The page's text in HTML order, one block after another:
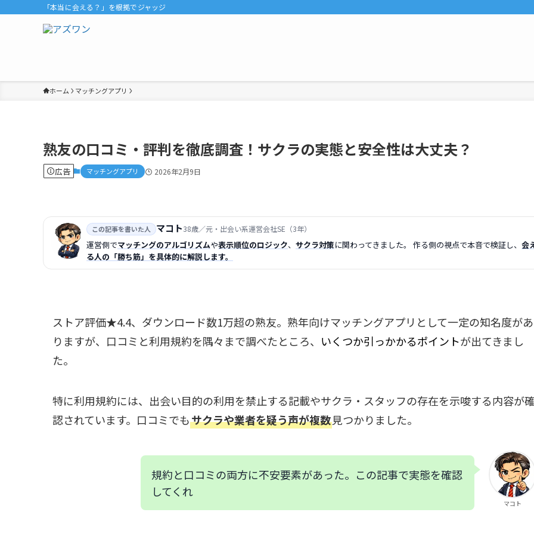
「本当に会える？」を根拠でジャッジ
ホーム マッチングアプリ
熟友の口コミ・評判を徹底調査！サクラの実態と安全性は大丈夫？
広告 マッチングアプリ 2026年2月9日
この記事を書いた人 マコト38歳／元・出会い系運営会社SE（3年）
運営側でマッチングのアルゴリズムや表示順位のロジック、 サクラ対策に関わってきました。 作る側の視点で本音で検証し、 会
る人の「勝ち筋」を具体的に解説します。
ストア評価★4.4、ダウンロード数1万超の熟友。熟年向けマッチングアプリとして一定の知名度があ
りますが、口コミと利用規約を隅々まで調べたところ、 いくつか引っかかるポイントが出てきまし
た。
特に利用規約には、出会い目的の利用を禁止する記載やサクラ・スタッフの存在を示唆する内容が
認されています。口コミでもサクラや業者を疑う声が複数見つかりました。
マコト
規約と口コミの両方に不安要素があった。この記事で実態を確認
してくれ